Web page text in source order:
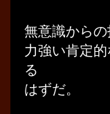
無意識から
力強い肯定
る
はずだ。